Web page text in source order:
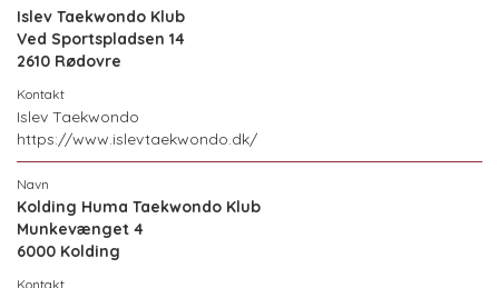
Islev Taekwondo Klub
Ved Sportspladsen 14
2610 Rødovre
Islev Taekwondo
https://www.islevtaekwondo.dk/
Kolding Huma Taekwondo Klub
Munkevænget 4
6000 Kolding